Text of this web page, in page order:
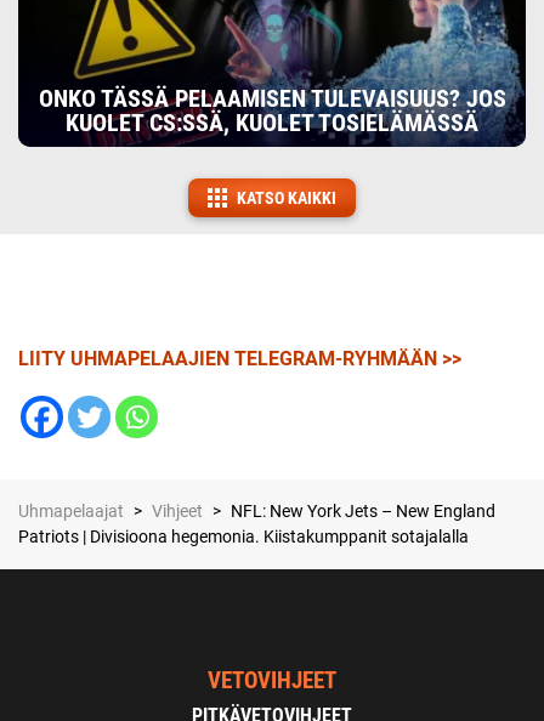
ONKO TÄSSÄ PELAAMISEN TULEVAISUUS? JOS
KUOLET CS:SSÄ, KUOLET TOSIELÄMÄSSÄ
KATSO KAIKKI
LIITY UHMAPELAAJIEN TELEGRAM-RYHMÄÄN >>
Uhmapelaajat > Vihjeet > NFL: New York Jets – New England
Patriots | Divisioona hegemonia. Kiistakumppanit sotajalalla
VETOVIHJEET
PITKÄVETOVIHJEET